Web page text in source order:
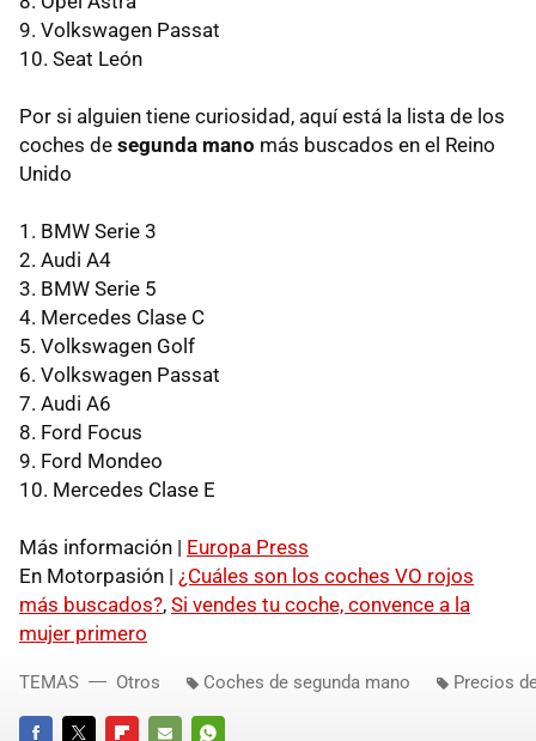
9. Volkswagen Passat
10. Seat León
Por si alguien tiene curiosidad, aquí está la lista de los
coches de segunda mano más buscados en el Reino
Unido
1. BMW Serie 3
2. Audi A4
3. BMW Serie 5
4. Mercedes Clase C
5. Volkswagen Golf
6. Volkswagen Passat
7. Audi A6
8. Ford Focus
9. Ford Mondeo
10. Mercedes Clase E
Más información | Europa Press
En Motorpasión | ¿Cuáles son los coches VO rojos
más buscados?, Si vendes tu coche, convence a la
mujer primero
TEMAS Otros Coches de segunda mano Precios